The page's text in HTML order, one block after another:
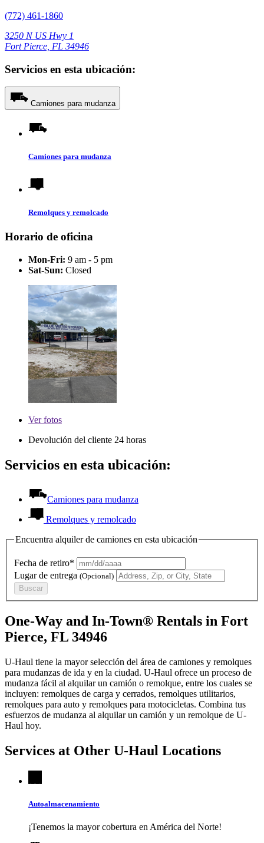
(772) 461-1860
3250 N US Hwy 1
Fort Pierce, FL 34946
Servicios en esta ubicación:
Camiones para mudanza
Camiones para mudanza
Remolques y remolcado
Horario de oficina
Mon-Fri: 9 am - 5 pm
Sat-Sun: Closed
Verfotos
Devolución del cliente 24 horas
Servicios en esta ubicación:
Camiones para mudanza
Remolques y remolcado
Encuentra alquiler de camiones en esta ubicación
Fecha de retiro*
Lugar de entrega (Opcional)
Buscar
One-Way and In-Town® Rentals in Fort
Pierce, FL 34946
U-Haul tiene la mayor selección del área de camiones y remolques
para mudanzas de ida y en la ciudad. U-Haul ofrece un proceso de
mudanza fácil al alquilar un camión o remolque, entre los cuales se
incluyen: remolques de carga y cerrados, remolques utilitarios,
remolques para auto y remolques para motocicletas. Combina tus
esfuerzos de mudanza al alquilar un camión y un remolque de U-
Haul hoy.
Services at Other U-Haul Locations
Autoalmacenamiento
¡Tenemos la mayor cobertura en América del Norte!